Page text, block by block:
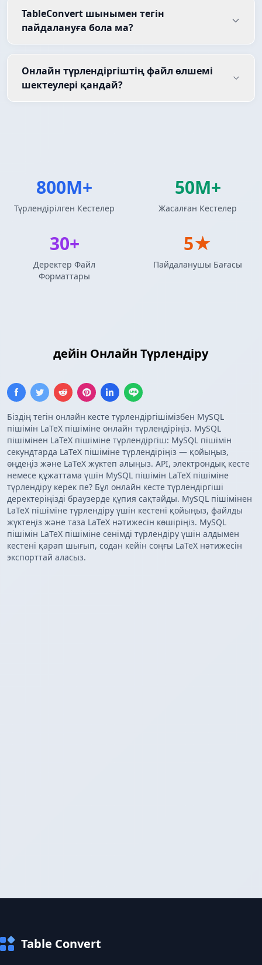
дейін Онлайн Түрлендіру
Біздің тегін онлайн кесте түрлендіргішімізбен MySQL
пішімін LaTeX пішіміне онлайн түрлендіріңіз. MySQL
пішімінен LaTeX пішіміне түрлендіргіш: MySQL пішімін
секундтарда LaTeX пішіміне түрлендіріңіз — қойыңыз,
өңдеңіз және LaTeX жүктеп алыңыз. API, электрондық кесте
немесе құжаттама үшін MySQL пішімін LaTeX пішіміне
түрлендіру керек пе? Бұл онлайн кесте түрлендіргіші
деректеріңізді браузерде құпия сақтайды. MySQL пішімінен
LaTeX пішіміне түрлендіру үшін кестені қойыңыз, файлды
жүктеңіз және таза LaTeX нәтижесін көшіріңіз. MySQL
пішімін LaTeX пішіміне сенімді түрлендіру үшін алдымен
кестені қарап шығып, содан кейін соңғы LaTeX нәтижесін
экспорттай аласыз.
TableConvert шынымен тегін
пайдалануға бола ма?
Онлайн түрлендіргіштің файл өлшемі
шектеулері қандай?
800M+
Түрлендірілген Кестелер
50M+
Жасалған Кестелер
30+
Деректер Файл
Форматтары
5★
Пайдаланушы Бағасы
Table Convert